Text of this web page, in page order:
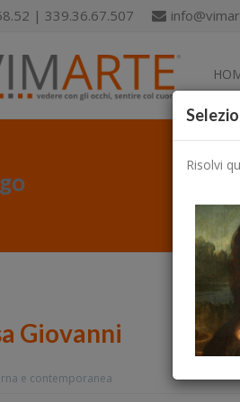
| 339.36.67.507
Giovanni
e contemporanea
Risolvi